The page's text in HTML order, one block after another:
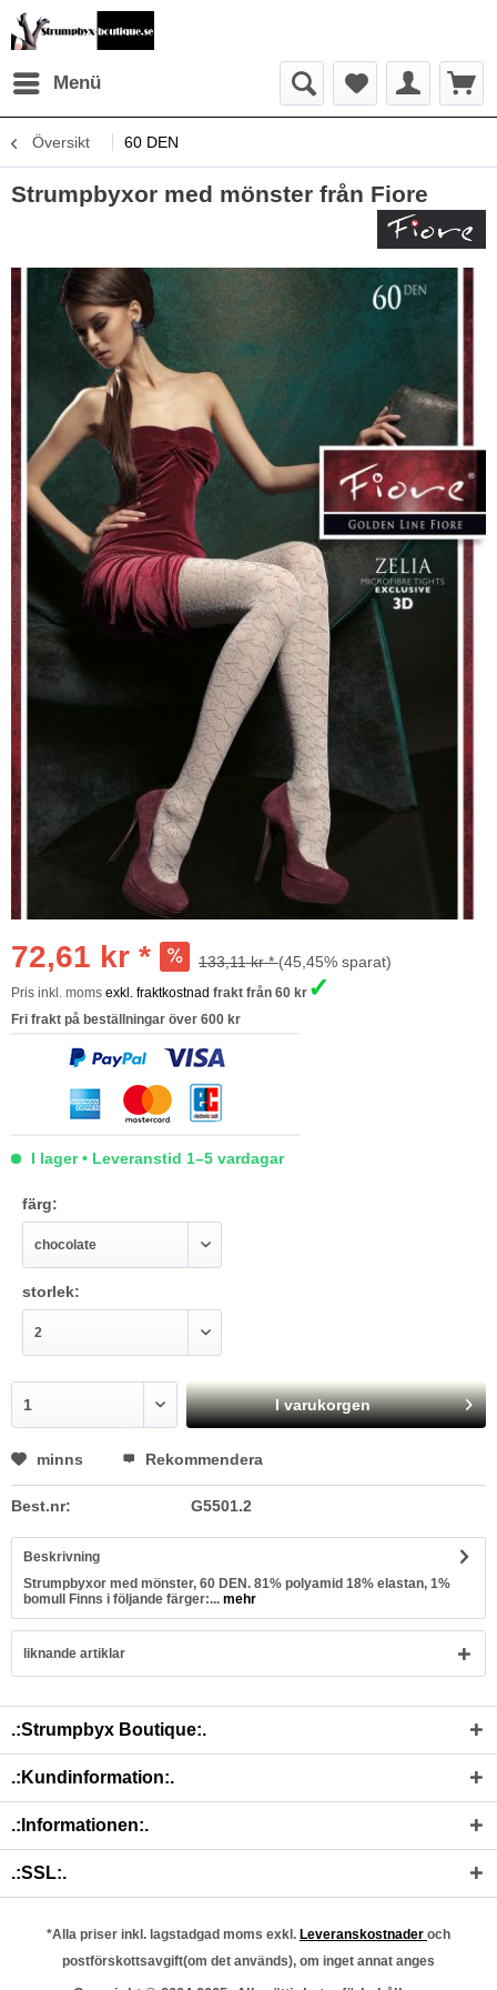
Menü
Översikt 60 DEN
Strumpbyxor med mönster från Fiore
72,61 kr * 133,11 kr *(45,45% sparat)
Pris inkl. moms exkl. fraktkostnad frakt från 60 kr ✓
Fri frakt på beställningar över 600 kr
I lager • Leveranstid 1–5 vardagar
färg:
storlek:
I varukorgen
minns Rekommendera
Best.nr: G5501.2
Beskrivning
Strumpbyxor med mönster, 60 DEN. 81% polyamid 18% elastan, 1%
bomull Finns i följande färger:... mehr
liknande artiklar
.:Strumpbyx Boutique:.
.:Kundinformation:.
.:Informationen:.
.:SSL:.
*Alla priser inkl. lagstadgad moms exkl. Leveranskostnader och
postförskottsavgift(om det används), om inget annat anges